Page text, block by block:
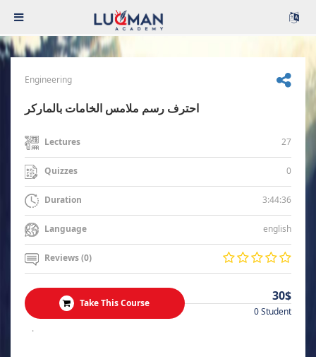
Engineering
احترف رسم ملامس الخامات بالماركر
Lectures 27
Quizzes 0
Duration 3:44:36
Language english
Reviews (0)
Take This Course 30$
0 Student
.